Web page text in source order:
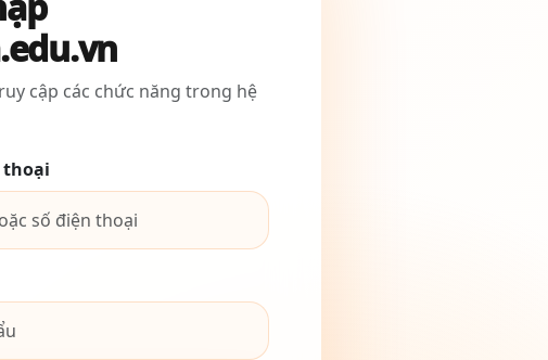
cập các chức năng trong hệ
thoại